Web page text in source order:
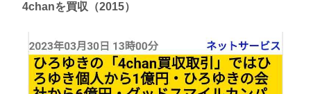
4chanを買収（2015）